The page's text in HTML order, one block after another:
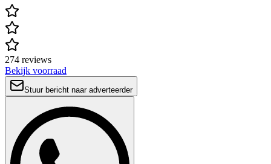
274 reviews
Bekijk voorraad
Stuur bericht naar adverteerder